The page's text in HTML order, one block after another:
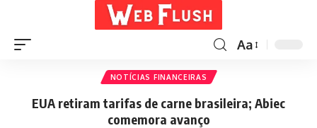
Aa
NOTÍCIAS FINANCEIRAS
EUA retiram tarifas de carne brasileira; Abiec
comemora avanço